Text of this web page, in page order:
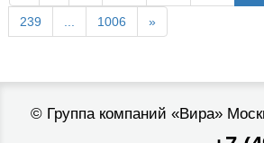
239 ... 1006 »
© Группа компаний «Вира»